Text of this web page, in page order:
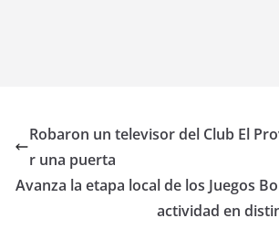
Robaron un televisor del Club El
r una puerta
Avanza la etapa local de los Juegos
actividad en